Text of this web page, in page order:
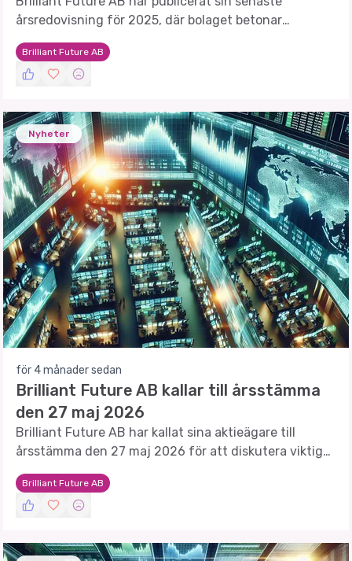
årsredovisning för 2025, där bolaget betonar
stabilitet och långsiktig tillväxt i en osäker marknad.
Brilliant Future AB
Nyheter
för 4 månader sedan
Brilliant Future AB kallar till årsstämma
den 27 maj 2026
Brilliant Future AB har kallat sina aktieägare till
årsstämma den 27 maj 2026 för att diskutera viktiga
beslut som påverkar bolagets framtid.
Brilliant Future AB